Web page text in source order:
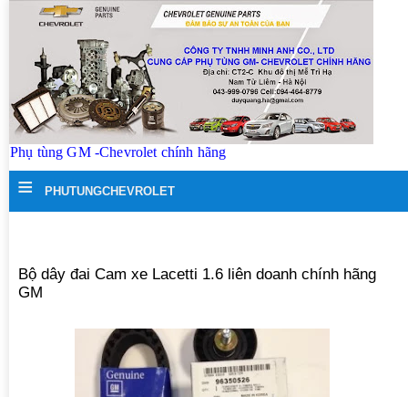
Phụ tùng GM -Chevrolet chính hãng
≡ PHUTUNGCHEVROLET
Bộ dây đai Cam xe Lacetti 1.6 liên doanh chính hãng
GM